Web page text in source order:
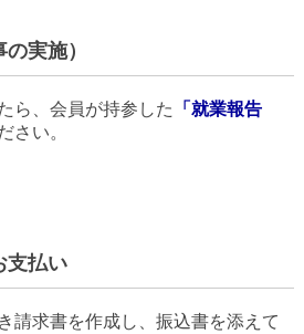
実施）
ら、会員が持参した 「 就業報告
さい。
支払い
請求書を作成し、振込書を添えて